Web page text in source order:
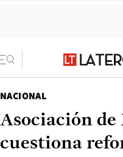
NACIONAL
Asociación
cuestiona